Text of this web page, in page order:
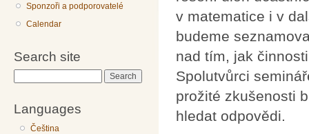
Sponzoři a podporovatelé
Calendar
Search site
Languages
Čeština
v matematice i v
budeme
nad tím, jak
Spolutvůrci
prožité zkušenosti
hledat odpovědi.